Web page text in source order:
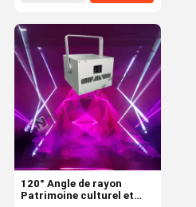
Aperçu Produits
120° Angle de rayon
Patrimoine culturel et